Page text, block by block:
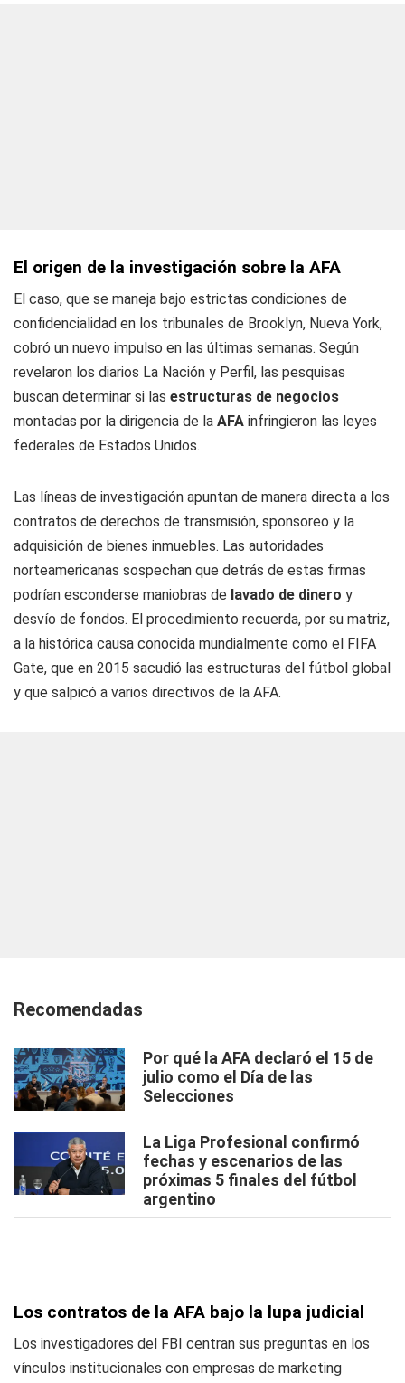
El origen de la investigación sobre la AFA
El caso, que se maneja bajo estrictas condiciones de
confidencialidad en los tribunales de Brooklyn, Nueva York,
cobró un nuevo impulso en las últimas semanas. Según
revelaron los diarios La Nación y Perfil, las pesquisas
buscan determinar si las estructuras de negocios
montadas por la dirigencia de la AFA infringieron las leyes
federales de Estados Unidos.
Las líneas de investigación apuntan de manera directa a los
contratos de derechos de transmisión, sponsoreo y la
adquisición de bienes inmuebles. Las autoridades
norteamericanas sospechan que detrás de estas firmas
podrían esconderse maniobras de lavado de dinero y
desvío de fondos. El procedimiento recuerda, por su matriz,
a la histórica causa conocida mundialmente como el FIFA
Gate, que en 2015 sacudió las estructuras del fútbol global
y que salpicó a varios directivos de la AFA.
Recomendadas
Por qué la AFA declaró el 15 de
julio como el Día de las
Selecciones
La Liga Profesional confirmó
fechas y escenarios de las
próximas 5 finales del fútbol
argentino
Los contratos de la AFA bajo la lupa judicial
Los investigadores del FBI centran sus preguntas en los
vínculos institucionales con empresas de marketing